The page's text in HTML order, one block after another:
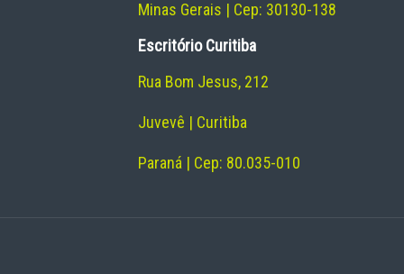
Minas Gerais | Cep: 30130-138
Escritório Curitiba
Rua Bom Jesus, 212
Juvevê | Curitiba
Paraná | Cep: 80.035-010